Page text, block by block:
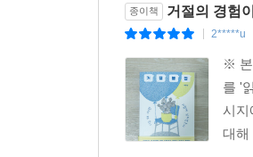
이 관점에서 보면 거절
오작동한다는 것이다.
수백 명과 상호작용하
비상구는 사라졌다. 그
종교로 이어진 ‘거절불안’
종이책 거절의 경험
2*****u
※ 본
를 '
시지
대해